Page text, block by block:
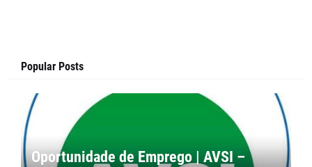
Popular Posts
Oportunidade de Emprego | AVSI –